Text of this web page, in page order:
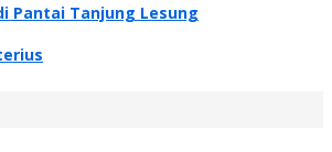
Pantai Tanjung Lesung